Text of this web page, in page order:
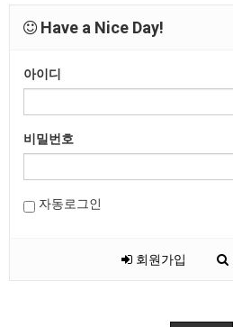
Have a Nice Day!
아이디
비밀번호
자동로그인
회원가입